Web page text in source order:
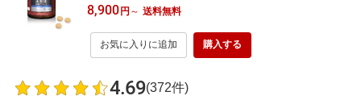
ャン 紅参【送料無料】
8,900円 ～ 送料無料
お気に入りに追加 購入する
4.69(372件)